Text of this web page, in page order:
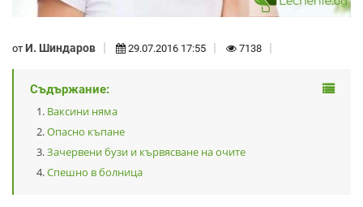
от И. Шиндаров 29.07.2016 17:55 7138
Съдържание:
Ваксини няма
Опасно къпане
Зачервени бузи и кървясване на очите
Спешно в болница